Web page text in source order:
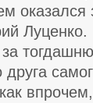
Луценко.